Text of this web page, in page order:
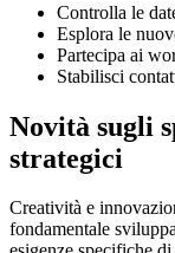
Controlla le
Esplora le
Partecipa ai
Stabilisci
Novità sugli
strategici
Creatività e
fondamentale